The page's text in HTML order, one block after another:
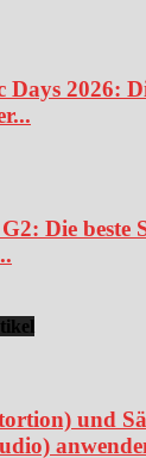
2026:
Die beste
und